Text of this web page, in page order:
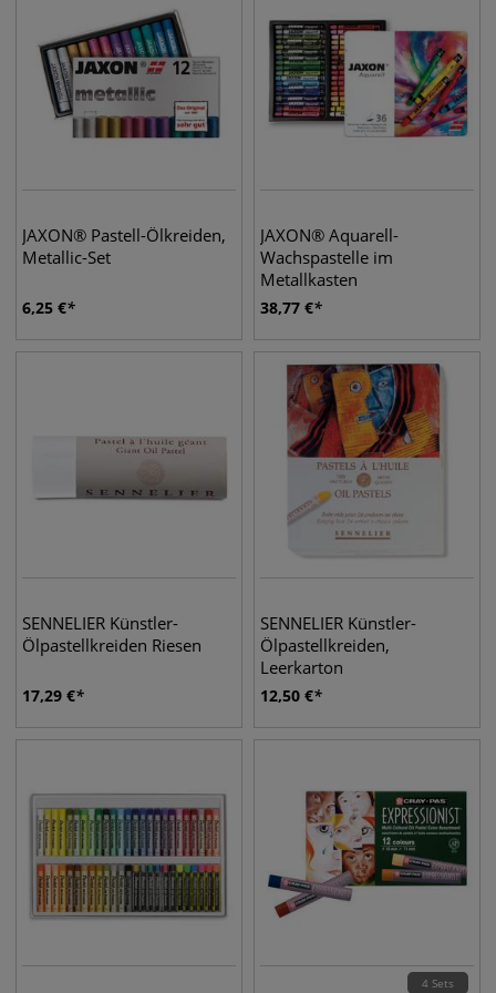
JAXON® Pastell-Ölkreiden,
Metallic-Set
6,25 €
JAXON® Aquarell-
Wachspastelle im
Metallkasten
38,77 €
SENNELIER Künstler-
Ölpastellkreiden Riesen
17,29 €
SENNELIER Künstler-
Ölpastellkreiden,
Leerkarton
12,50 €
4 Sets